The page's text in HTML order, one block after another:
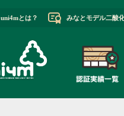
uni4mとは？ みなとモデル二酸